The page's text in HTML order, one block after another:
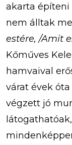
akarta építeni
nem álltak
estére, /Amit
Kőműves
hamvaival
várat évek
végzett jó